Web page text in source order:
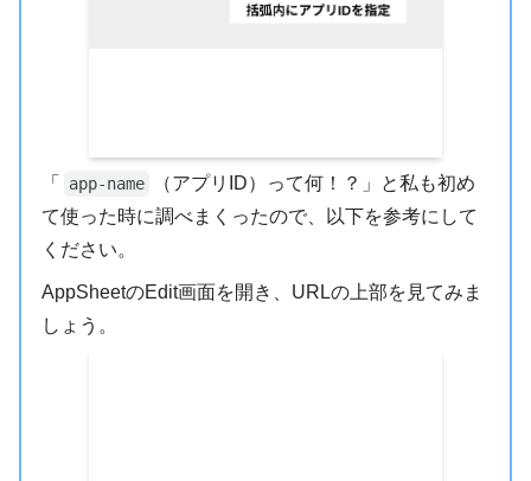
「 app-name
（アプリID）って何！？」と私も初め
て使った時に調べまくったので、以下を参考にして
ください。
AppSheetのEdit画面を開き、URLの上部を見てみま
しょう。